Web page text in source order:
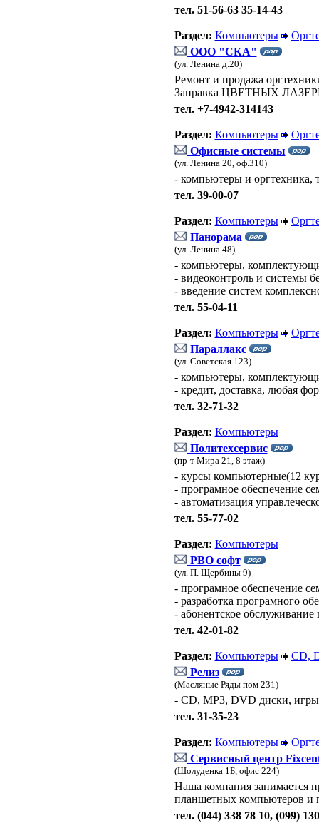
тел. 51-56-63 35-14-43
Раздел: Компьютеры
ООО "СКА"
(ул. Ленина д.20)
Ремонт и продажа
Заправка ЦВЕТНЫХ
тел. +7-4942-314143
Раздел: Компьютеры
Офисные системы
(ул. Ленина 20, оф.310)
- компьютеры и оргтехника,
тел. 39-00-07
Раздел: Компьютеры
Панорама
(ул. Ленина 48)
- компьютеры,
- видеоконтроль и системы
- введение систем
тел. 55-04-11
Раздел: Компьютеры
Параллакс
(ул. Советская 123)
- компьютеры,
- кредит, доставка, любая
тел. 32-71-32
Раздел: Компьютеры
Политехсервис
(пр-т Мира 21, 8 этаж)
- курсы компьютерные(12
- програмное обеспечение
- автоматизация
тел. 55-77-02
Раздел: Компьютеры
РВО софт
(ул. П. Щербины 9)
- програмное обеспечение
- разработка програмного
- абонентское обслуживание
тел. 42-01-82
Раздел: Компьютеры
CD,
Релиз
(Масляные Ряды пом 231)
- CD, MP3, DVD диски,
тел. 31-35-23
Раздел: Компьютеры
Сервисный центр
(Шолуденка 1Б, офис 224)
Наша компания занимается
планшетных компьютеров и
тел. (044) 338 78 10, (099)